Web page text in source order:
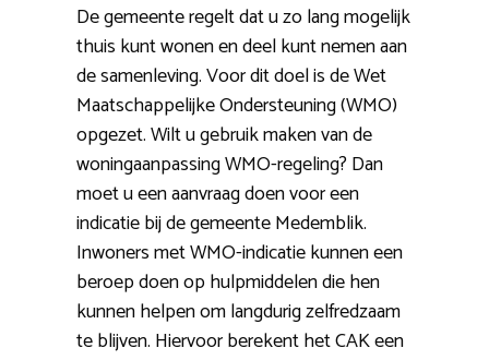
De gemeente regelt dat u zo lang mogelijk
thuis kunt wonen en deel kunt nemen aan
de samenleving. Voor dit doel is de Wet
Maatschappelijke Ondersteuning (WMO)
opgezet. Wilt u gebruik maken van de
woningaanpassing WMO-regeling? Dan
moet u een aanvraag doen voor een
indicatie bij de gemeente Medemblik.
Inwoners met WMO-indicatie kunnen een
beroep doen op hulpmiddelen die hen
kunnen helpen om langdurig zelfredzaam
te blijven. Hiervoor berekent het CAK een